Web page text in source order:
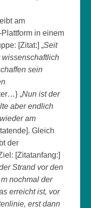
am
in einem
[Zitat:] „Seit
wissenschaftlich
sein
„Nun ist der
aber endlich
am
Gleich
der
[Zitatanfang:]
Strand vor den
nochmal der
erreicht ist, vor
erst dann